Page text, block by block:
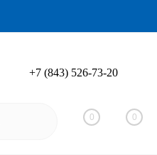
Вход
+7 (843) 526-73-20
0 0